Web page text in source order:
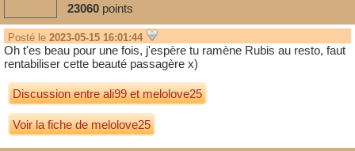
23060 points
Posté le 2023-05-15 16:01:44
Oh t'es beau pour une fois, j'espère tu ramène Rubis au resto, faut
rentabiliser cette beauté passagère x)
Discussion entreali99etmelolove25
Voir la fiche de melolove25